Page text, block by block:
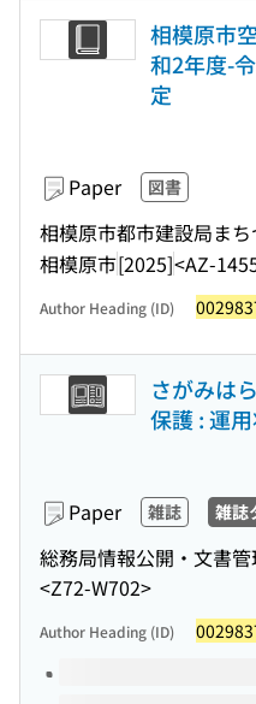
相模原市
和2年度-
定
Paper 図書
相模原市都市建設局ま
相模原市[2025]<AZ-
Author Heading (ID)
さがみは
保護 : 運
Paper 雑誌 雑誌
総務局情報公開・文書管
<Z72-W702>
Author Heading (ID)
Volumes of this title